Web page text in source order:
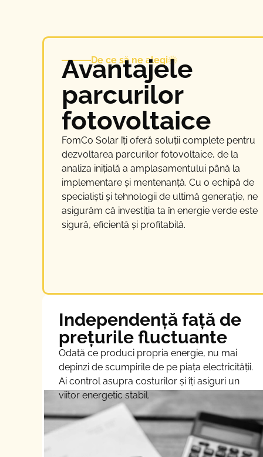
De ce să ne alegi
Avantajele
parcurilor
fotovoltaice
FomCo Solar îți oferă soluții complete pentru
dezvoltarea parcurilor fotovoltaice, de la
analiza inițială a amplasamentului până la
implementare și mentenanță. Cu o echipă de
specialiști și tehnologii de ultimă generație, ne
asigurăm că investiția ta în energie verde este
sigură, eficientă și profitabilă.
Independență față de
prețurile fluctuante
Odată ce produci propria energie, nu mai
depinzi de scumpirile de pe piața electricității.
Ai control asupra costurilor și îți asiguri un
viitor energetic stabil.